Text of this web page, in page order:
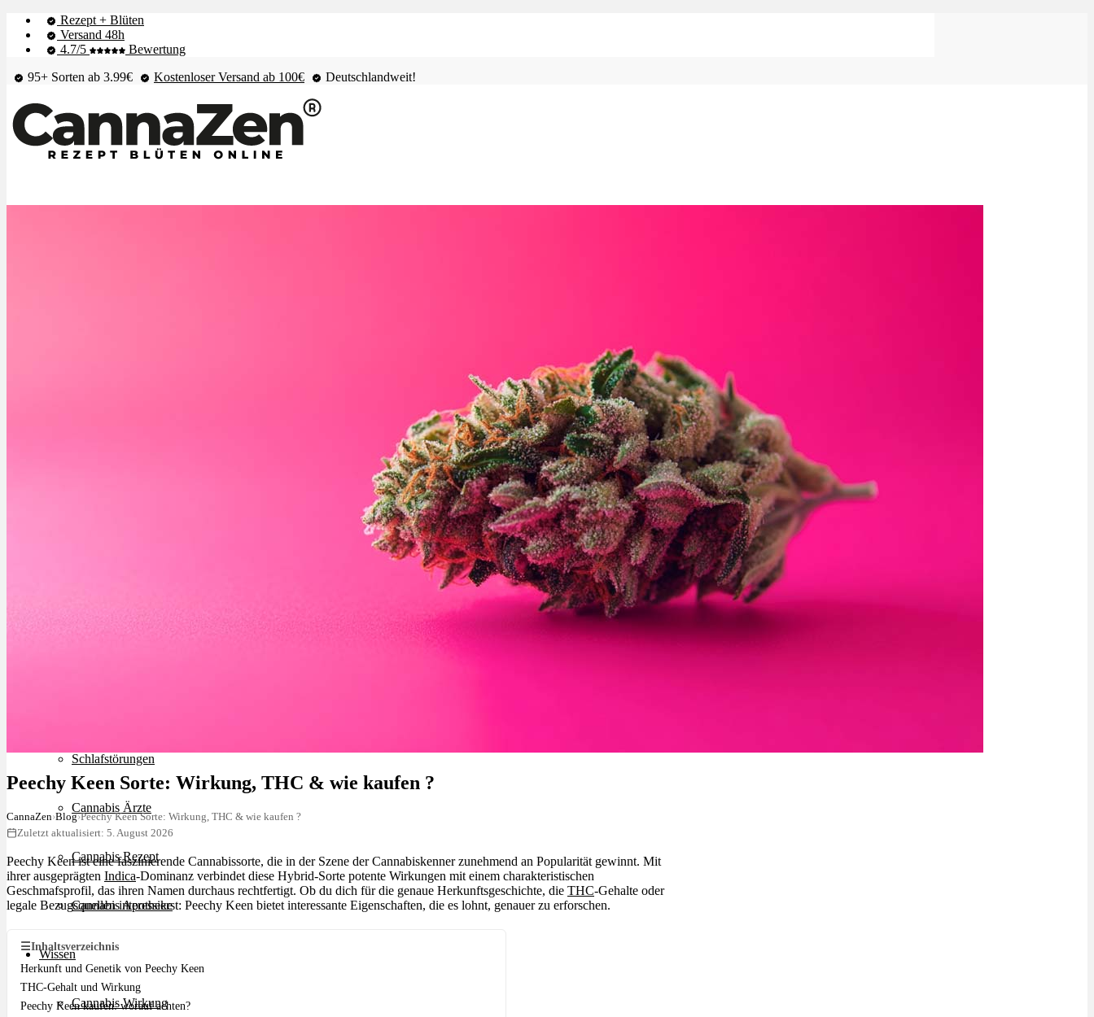
Rezept + Blüten
Versand 48h
4.7/5
Bewertung
95+ Sorten ab 3.99€
Kostenloser Versand ab 100€ Deutschlandweit!
Schlafstörungen
Cannabis Ärzte
Cannabis Rezept
Cannabis Apotheke
Wissen
Cannabis Wirkung
Peechy Keen Sorte: Wirkung, THC & wie kaufen ?
CannaZen›Blog›Peechy Keen Sorte: Wirkung, THC & wie kaufen ?
Zuletzt aktualisiert: 5. August 2026
Peechy Keen ist eine faszinierende Cannabissorte, die in der Szene der Cannabiskenner zunehmend an Popularität gewinnt. Mit
ihrer ausgeprägten Indica-Dominanz verbindet diese Hybrid-Sorte potente Wirkungen mit einem charakteristischen
Geschmafsprofil, das ihren Namen durchaus rechtfertigt. Ob du dich für die genaue Herkunftsgeschichte, die THC-Gehalte oder
legale Bezugsquellen interessierst: Peechy Keen bietet interessante Eigenschaften, die es lohnt, genauer zu erforschen.
☰Inhaltsverzeichnis
Herkunft und Genetik von Peechy Keen
THC-Gehalt und Wirkung
Peechy Keen kaufen: worauf achten?